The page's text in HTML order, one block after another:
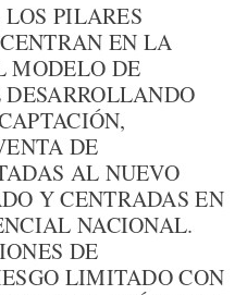
PILARES
EN LA
MODELO DE
DE
AL NUEVO
Y CENTRADAS EN
NACIONAL.
DE
LIMITADO CON